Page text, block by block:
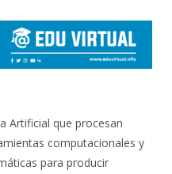
Artificial que procesan
computacionales y
para producir